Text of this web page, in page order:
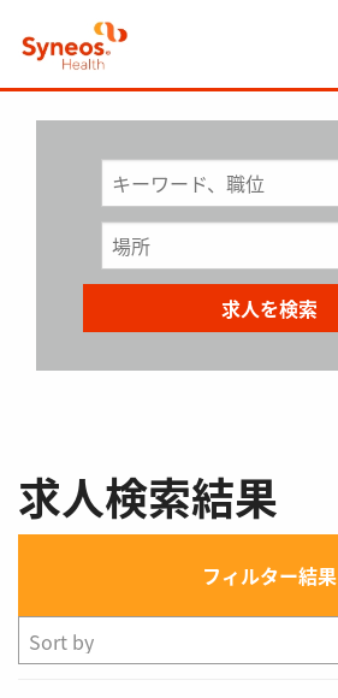
求人検索結果
フィルター結果